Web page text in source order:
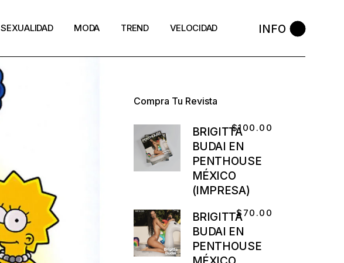
SEXUALIDAD MODA TREND VELOCIDAD INFO
Compra Tu Revista
BRIGITTA
BUDAI EN
PENTHOUSE
MÉXICO
(IMPRESA)
$100.00
BRIGITTA
BUDAI EN
PENTHOUSE
$ 70.00